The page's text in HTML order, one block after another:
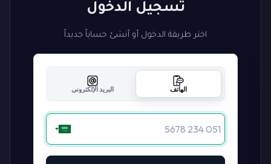
تسجيل الدخول
اختر طريقة الدخول أو أنشئ حساباً جديداً
الهاتف البريد الإلكتروني